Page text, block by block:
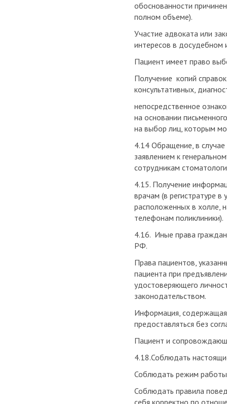
обоснованности
полном объеме).
Участие адвоката или
интересов в досудебном
Пациент имеет право
Получение копий
консультативных,
непосредственное
на основании
на выбор лиц, которым
4.14 Обращение, в
заявлением к
сотрудникам
4.15. Получение
врачам (в регистратуре
расположенных в холле,
телефонам поликлиники).
4.16. Иные права
РФ.
Права пациентов,
пациента при
удостоверяющего
законодательством.
Информация,
предоставляться без
Пациент и
4.18.Соблюдать
Соблюдать режим работы
Соблюдать правила
себя корректно по